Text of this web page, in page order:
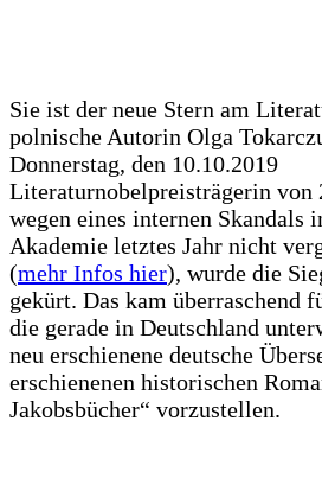
Sie ist der neue Stern am
polnische Autorin Olga
Donnerstag, den 10.10.2019
Literaturnobelpreisträgerin von
wegen eines internen Skandals
Akademie letztes Jahr nicht
(mehr Infos hier), wurde die
gekürt. Das kam überraschend
die gerade in Deutschland
neu erschienene deutsche
erschienenen historischen
Jakobsbücher“ vorzustellen.